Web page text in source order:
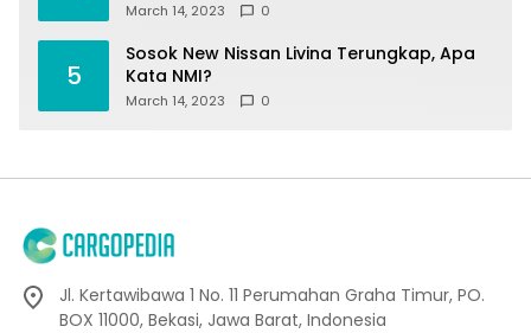
March 14, 2023 0
5
Sosok New Nissan Livina Terungkap, Apa
Kata NMI?
March 14, 2023 0
Jl. Kertawibawa 1 No. 11 Perumahan Graha Timur, PO.
BOX 11000, Bekasi, Jawa Barat, Indonesia